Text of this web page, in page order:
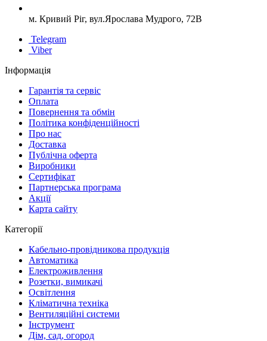
м. Кривий Ріг, вул.Ярослава Мудрого, 72В
Telegram
Viber
Інформація
Гарантія та сервіс
Оплата
Повернення та обмін
Політика конфіденційності
Про нас
Доставка
Публічна оферта
Виробники
Сертифікат
Партнерська програма
Акції
Карта сайту
Категорії
Кабельно-провідникова продукція
Автоматика
Електроживлення
Розетки, вимикачі
Освітлення
Кліматична техніка
Вентиляційні системи
Інструмент
Дім, сад, огород